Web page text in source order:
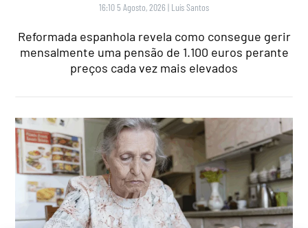
16:10 5 Agosto, 2026 | Luís Santos
Reformada espanhola revela como consegue gerir
mensalmente uma pensão de 1.100 euros perante
preços cada vez mais elevados